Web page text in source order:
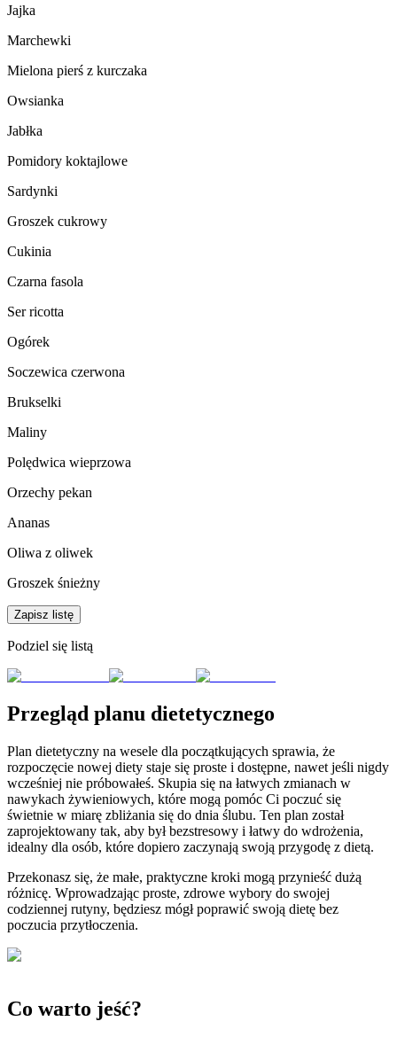
Jajka
Marchewki
Mielona pierś z kurczaka
Owsianka
Jabłka
Pomidory koktajlowe
Sardynki
Groszek cukrowy
Cukinia
Czarna fasola
Ser ricotta
Ogórek
Soczewica czerwona
Brukselki
Maliny
Polędwica wieprzowa
Orzechy pekan
Ananas
Oliwa z oliwek
Groszek śnieżny
Zapisz listę
Podziel się listą
Przegląd planu dietetycznego
Plan dietetyczny na wesele dla początkujących sprawia, że
rozpoczęcie nowej diety staje się proste i dostępne, nawet jeśli nigdy
wcześniej nie próbowałeś. Skupia się na łatwych zmianach w
nawykach żywieniowych, które mogą pomóc Ci poczuć się
świetnie w miarę zbliżania się do dnia ślubu. Ten plan został
zaprojektowany tak, aby był bezstresowy i łatwy do wdrożenia,
idealny dla osób, które dopiero zaczynają swoją przygodę z dietą.
Przekonasz się, że małe, praktyczne kroki mogą przynieść dużą
różnicę. Wprowadzając proste, zdrowe wybory do swojej
codziennej rutyny, będziesz mógł poprawić swoją dietę bez
poczucia przytłoczenia.
Co warto jeść?